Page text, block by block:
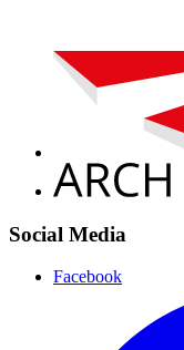
Social Media
Facebook